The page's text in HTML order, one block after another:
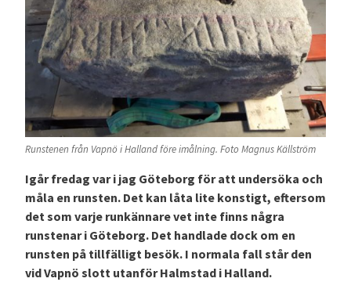
Runstenen från Vapnö i Halland före imålning. Foto Magnus Källström
Igår fredag var i jag Göteborg för att undersöka och
måla en runsten. Det kan låta lite konstigt, eftersom
det som varje runkännare vet inte finns några
runstenar i Göteborg. Det handlade dock om en
runsten på tillfälligt besök. I normala fall står den
vid Vapnö slott utanför Halmstad i Halland.